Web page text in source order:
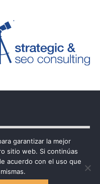
garantizar la mejor
sitio web. Si continúas
acuerdo con el uso que